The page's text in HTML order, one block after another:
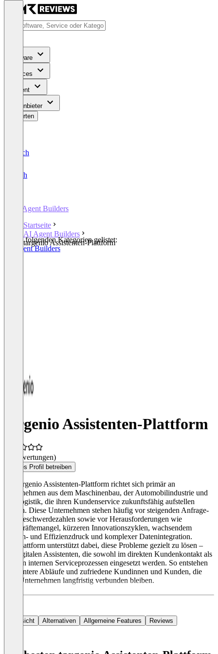
Software
Services
Content
Für Anbieter
Bewerten
Deutsch
English
AI Agent Builders
Startseite
AI Agent Builders
targenio Assistenten-Plattform
In den folgenden Kategorien gelistet:
AI Agent Builders
targenio Assistenten-Plattform
(0 Bewertungen)
Dieses Profil betreiben
Die targenio Assistenten-Plattform richtet sich primär an
Unternehmen aus dem Maschinenbau, der Automobilindustrie und
der Logistik, die ihren Kundenservice zukunftsfähig aufstellen
wollen. Diese Unternehmen stehen häufig vor steigenden Anfrage-
und Beschwerdezahlen sowie vor Herausforderungen wie
Fachkräftemangel, kürzeren Innovationszyklen, wachsendem
Kosten- und Effizienzdruck und komplexer Datenintegration.
Die Plattform unterstützt dabei, diese Probleme gezielt zu lösen –
mit digitalen Assistenten, die sowohl im direkten Kundenkontakt als
auch in internen Serviceprozessen eingesetzt werden. So entstehen
effizientere Abläufe und zufriedene Kundinnen und Kunden, die
dem Unternehmen langfristig verbunden bleiben.
Funktionen
Die Assistenten basieren auf modernen Sprachmodellen,
Übersicht Alternativen Allgemeine Features Reviews